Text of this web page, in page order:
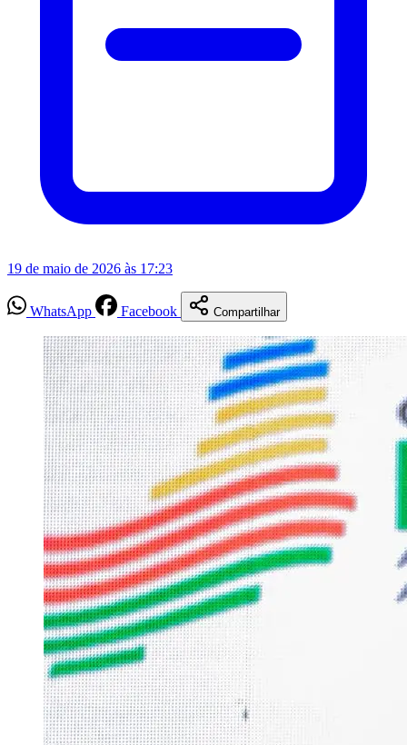
19 de maio de 2026 às 17:23
WhatsApp Facebook Compartilhar